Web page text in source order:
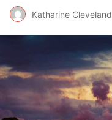
Katharine Cleveland